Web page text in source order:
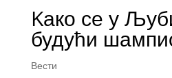
Kако се у
будући
Вести